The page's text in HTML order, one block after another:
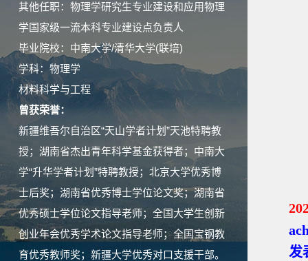
其他任职：物理学研究生专业建设和应用物理
学国家级一流本科专业建设点负责人
毕业院校：中南大学/清华大学(联培)
学科：物理学
材料科学与工程
曾获荣誉：
新疆维吾尔自治区“天山学者计划”天池特聘教
授；湖南省杰出青年科学基金获得者；中南大
学“升华学者计划”特聘教授；北京大学优秀博
士后奖；湖南省优秀博士学位论文奖；湖南省
优秀硕士学位论文指导老师；全国大学生创新
创业年会优秀学术论文指导老师；全国宝钢教
育优秀教师奖；新疆大学优秀对口支援干部。
发